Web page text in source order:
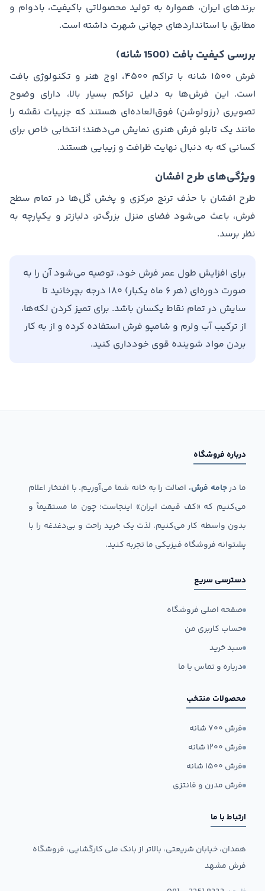
برندهای ایران، همواره به تولید محصولاتی باکیفیت، بادوام و
مطابق با استانداردهای جهانی شهرت داشته است.
بررسی کیفیت بافت (1500 شانه)
فرش ۱۵۰۰ شانه با تراکم ۴۵۰۰، اوج هنر و تکنولوژی بافت
است. این فرش‌ها به دلیل تراکم بسیار بالا، دارای وضوح
تصویری (رزولوشن) فوق‌العاده‌ای هستند که جزییات نقشه را
مانند یک تابلو فرش هنری نمایش می‌دهند؛ انتخابی خاص برای
کسانی که به دنبال نهایت ظرافت و زیبایی هستند.
ویژگی‌های طرح افشان
طرح افشان با حذف ترنج مرکزی و پخش گل‌ها در تمام سطح
فرش، باعث می‌شود فضای منزل بزرگ‌تر، دلبازتر و یکپارچه به
نظر برسد.
برای افزایش طول عمر فرش خود، توصیه می‌شود آن را به
صورت دوره‌ای (هر ۶ ماه یکبار) ۱۸۰ درجه بچرخانید تا
سایش در تمام نقاط یکسان باشد. برای تمیز کردن لکه‌ها،
از ترکیب آب ولرم و شامپو فرش استفاده کرده و از به کار
بردن مواد شوینده قوی خودداری کنید.
درباره فروشگاه
ما درجامه فرش، اصالت را به خانه شما می‌آوریم. با افتخار اعلام
می‌کنیم که «کف قیمت ایران» اینجاست؛ چون ما مستقیماً و
بدون واسطه کار می‌کنیم. لذت یک خرید راحت و بی‌دغدغه را با
پشتوانه فروشگاه فیزیکی ما تجربه کنید.
دسترسی سریع
صفحه اصلی فروشگاه
حساب کاربری من
سبد خرید
درباره و تماس با ما
محصولات منتخب
فرش ۷۰۰ شانه
فرش ۱۲۰۰ شانه
فرش ۱۵۰۰ شانه
فرش مدرن و فانتزی
ارتباط با ما
همدان، خیابان شریعتی، بالاتر از بانک ملی کارگشایی، فروشگاه
فرش مشهد